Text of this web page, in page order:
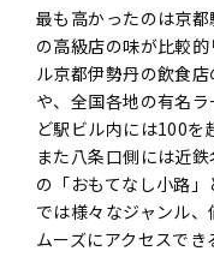
最も高かったのは京
の高級店の味が比較
ル京都伊勢丹の飲食
や、全国各地の有名
ど駅ビル内には100を
また八条口側には近
の「おもてなし小路
では様々なジャンル
ムーズにアクセスでき